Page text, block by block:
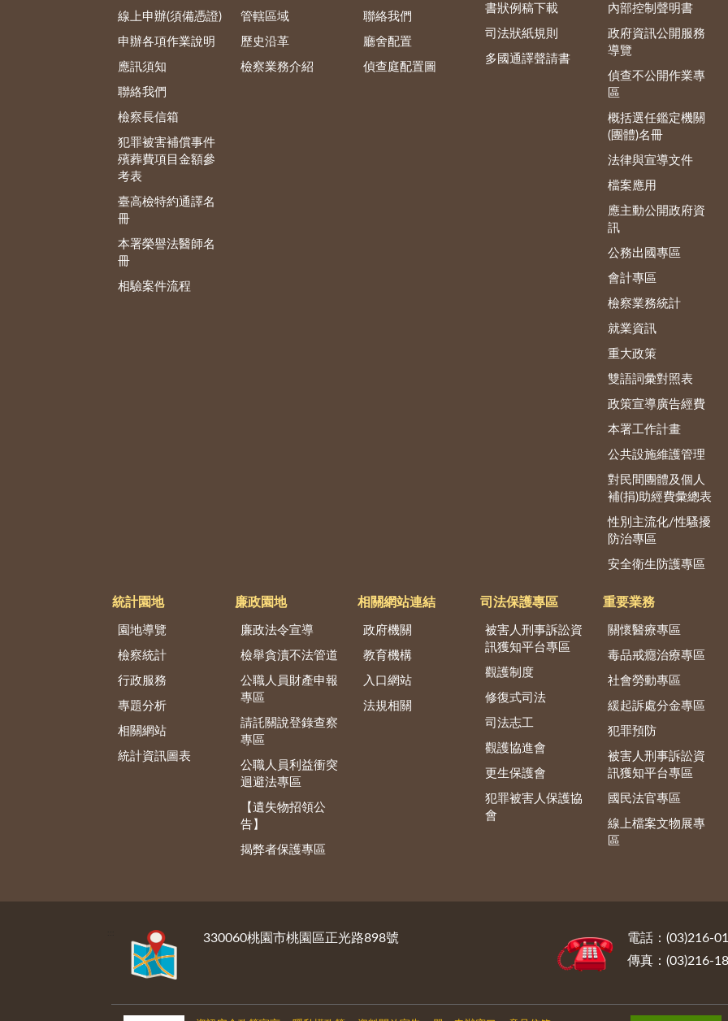
線上申辦(須備憑證)
申辦各項作業說明
應訊須知
聯絡我們
檢察長信箱
犯罪被害補償事件
殯葬費項目金額參
考表
臺高檢特約通譯名
冊
本署榮譽法醫師名
冊
相驗案件流程
管轄區域
歷史沿革
檢察業務介紹
聯絡我們
廳舍配置
偵查庭配置圖
書狀例稿下載
司法狀紙規則
多國通譯聲請書
內部控制聲明書
政府資訊公開服務
導覽
偵查不公開作業專
區
概括選任鑑定機關
(團體)名冊
法律與宣導文件
檔案應用
應主動公開政府資
訊
公務出國專區
會計專區
檢察業務統計
就業資訊
重大政策
雙語詞彙對照表
政策宣導廣告經費
本署工作計畫
公共設施維護管理
對民間團體及個人
補(捐)助經費彙總表
性別主流化/性騷擾
防治專區
安全衛生防護專區
統計園地
園地導覽
檢察統計
行政服務
專題分析
相關網站
統計資訊圖表
廉政園地
廉政法令宣導
檢舉貪瀆不法管道
公職人員財產申報
專區
請託關說登錄查察
專區
公職人員利益衝突
迴避法專區
【遺失物招領公
告】
揭弊者保護專區
相關網站連結
政府機關
教育機構
入口網站
法規相關
司法保護專區
被害人刑事訴訟資
訊獲知平台專區
觀護制度
修復式司法
司法志工
觀護協進會
更生保護會
犯罪被害人保護協
會
重要業務
關懷醫療專區
毒品戒癮治療專區
社會勞動專區
緩起訴處分金專區
犯罪預防
被害人刑事訴訟資
訊獲知平台專區
國民法官專區
線上檔案文物展專
區
330060桃園市桃園區正光路898號
電話：(03)216-
傳真：(03)216-